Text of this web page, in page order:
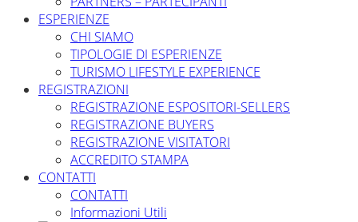
ESPERIENZE
CHI SIAMO
TIPOLOGIE DI ESPERIENZE
TURISMO LIFESTYLE EXPERIENCE
REGISTRAZIONI
REGISTRAZIONE ESPOSITORI-SELLERS
REGISTRAZIONE BUYERS
REGISTRAZIONE VISITATORI
ACCREDITO STAMPA
CONTATTI
CONTATTI
Informazioni Utili